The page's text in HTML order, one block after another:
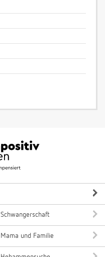
Schwangerschaft
Mama und Familie